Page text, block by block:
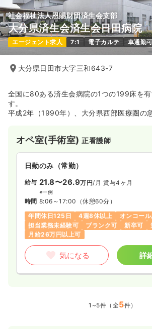
社会福祉法人恩賜財団済生会支部
大分県済生会済生会日田病院
エージェント求人 7:1 電子カルテ 車通勤可
大分県日田市大字三和643-7
全国に80ある済生会病院の1つの199床を
す。
平成2年（1990年）、大分県西部医療圏の
ハビリテーション病棟の開設、そして平成
ケア病棟、同年10月の緩和ケア病棟の開設
病院の多機能化をはかり、地域の医療・介
対応できるような体制を取っております。
オペ室(手術室)正看護師
日勤のみ（常勤）
給与 21.8〜26.9万円/月 賞与4ヶ月
※一例
時間 8:06～17:00 （休憩60分）
年間休日125日
4週8休以上
オンコール
担当業務未経験可
ブランク可 新卒可
月給26万円以上可
気になる 詳
1~5件（全5件）